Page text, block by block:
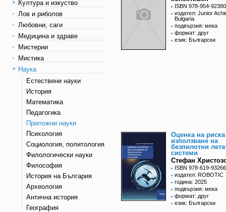
Култура и изкуство
Лов и риболов
Любовни, саги
Медицина и здраве
Мистерии
Мистика
Наука
Естествени науки
История
Математика
Педагогика
Приложни науки
Психология
Социология, политология
Филологически науки
Философия
История на България
Археология
Антична история
География
ISBN 978-954-
издател: Junior
Bulgaria
подвързия: мека
формат: друг
език: Български
Оценка на
използване на
безпилотни
системи
Стефан
ISBN 978-619-
издател: ROBOTIC
година: 2025
подвързия: мека
формат: друг
език: Български